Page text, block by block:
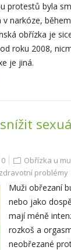
protestů byla
narkóze,
obřízka je
roku 2008,
je jiná.
0
Obřízka u
zdravotní problémy
Muži obřezaní
nebo jako
mají méně
rozkoš a
neobřezané